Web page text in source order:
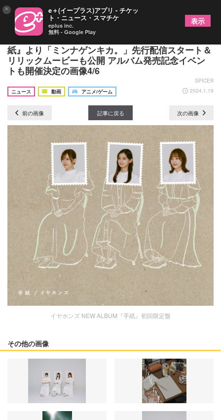
声優ユニット・イヤホンズ、NEWアルバム『手
紙』より「ミンナゲンキカ。」先行配信スタート＆
リリックムービーも公開 アルバム発売記念イベン
トも開催決定の画像4/6
SPICER
ニュース
動画 アニメ/ゲーム 2024.1.19
前の画像 記事に戻る 次の画像
イヤホンズ NEW ALBUM『手紙』初回限定盤
その他の画像
× e＋(イープラス)アプリ - チケッ
ト・ニュース・スマチケ
eplus inc.
無料 - Google Play
表示